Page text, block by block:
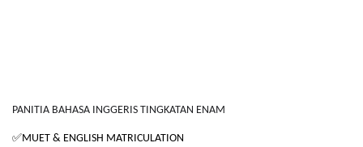
PANITIA BAHASA INGGERIS TINGKATAN ENAM
✅MUET & ENGLISH MATRICULATION